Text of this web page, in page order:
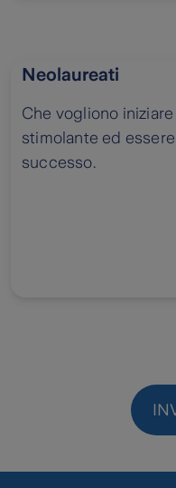
Neolaureati
Che vogliono
stimolante ed
successo.